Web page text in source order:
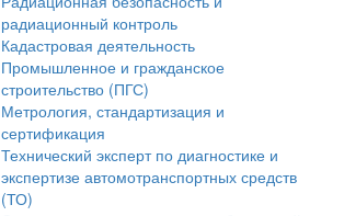
радиационный контроль
Кадастровая деятельность
Промышленное и гражданское
строительство (ПГС)
Метрология, стандартизация и
сертификация
Технический эксперт по диагностике и
экспертизе автомотранспортных средств
(ТО)